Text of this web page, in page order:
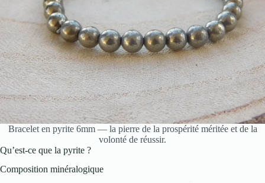
Bracelet en pyrite 6mm — la pierre de la prospérité méritée et de la
volonté de réussir.
Qu’est-ce que la pyrite ?
Composition minéralogique